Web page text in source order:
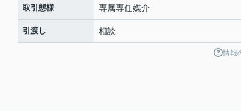
取引態様 専属専任媒介
引渡し 相談
情報